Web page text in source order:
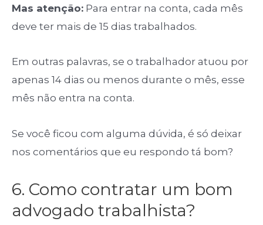
Mas atenção: Para entrar na conta, cada mês
deve ter mais de 15 dias trabalhados.
Em outras palavras, se o trabalhador atuou por
apenas 14 dias ou menos durante o mês, esse
mês não entra na conta.
Se você ficou com alguma dúvida, é só deixar
nos comentários que eu respondo tá bom?
6. Como contratar um bom
advogado trabalhista?